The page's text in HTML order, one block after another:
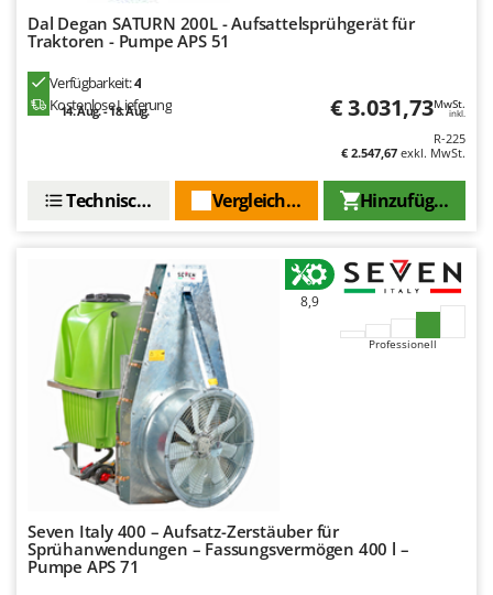
Dal Degan SATURN 200L - Aufsattelsprühgerät für
Traktoren - Pumpe APS 51
Verfügbarkeit:4
Kostenlose Lieferung
14. Aug. - 18. Aug. € 3.031,73MwSt.
inkl.
R-225
€ 2.547,67 exkl. MwSt.
Hinzufügen
Vergleichen Sie
Technische Daten
8,9
Professionell
Seven Italy 400 – Aufsatz-Zerstäuber für
Sprühanwendungen – Fassungsvermögen 400 l –
Pumpe APS 71